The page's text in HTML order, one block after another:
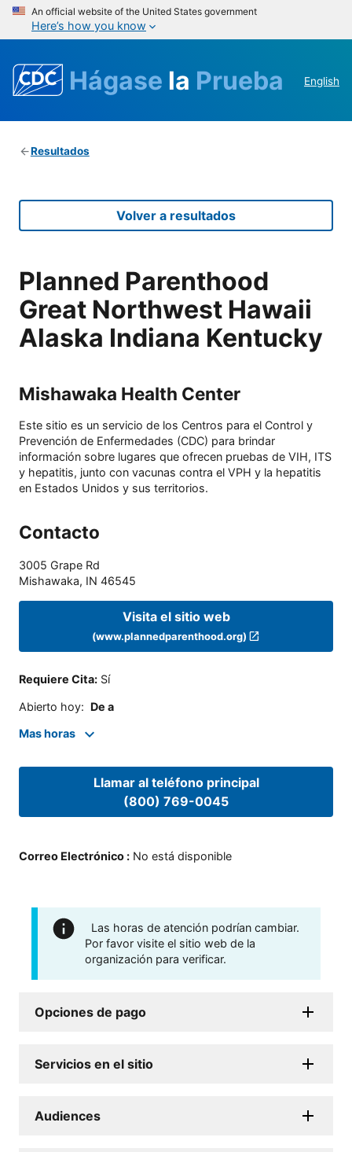
An official website of the United States government
Here’s how you know
Hágase la Prueba English
Resultados
Volver a resultados
Planned Parenthood
Great Northwest Hawaii
Alaska Indiana Kentucky
Mishawaka Health Center
Este sitio es un servicio de los Centros para el Control y
Prevención de Enfermedades (CDC) para brindar
información sobre lugares que ofrecen pruebas de VIH, ITS
y hepatitis, junto con vacunas contra el VPH y la hepatitis
en Estados Unidos y sus territorios.
Contacto
3005 Grape Rd
Mishawaka, IN 46545
Visita el sitio web
(www.plannedparenthood.org)
Requiere Cita: Sí
Abierto hoy: De a
Mas horas
Llamar al teléfono principal
(800) 769-0045
Correo Electrónico : No está disponible
Las horas de atención podrían cambiar.
Por favor visite el sitio web de la
organización para verificar.
Opciones de pago
Servicios en el sitio
Audiences